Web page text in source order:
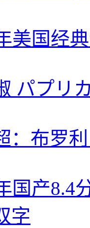
美国经
パプリ
：布罗
国产8.4
字